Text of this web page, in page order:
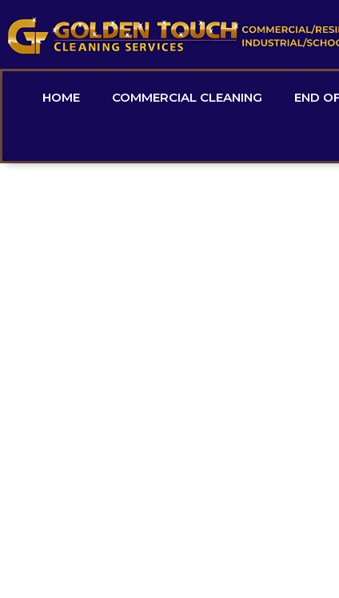
HOME COMMERCIAL CLEANING END